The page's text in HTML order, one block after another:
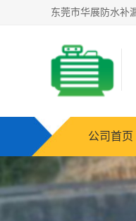
公司首页